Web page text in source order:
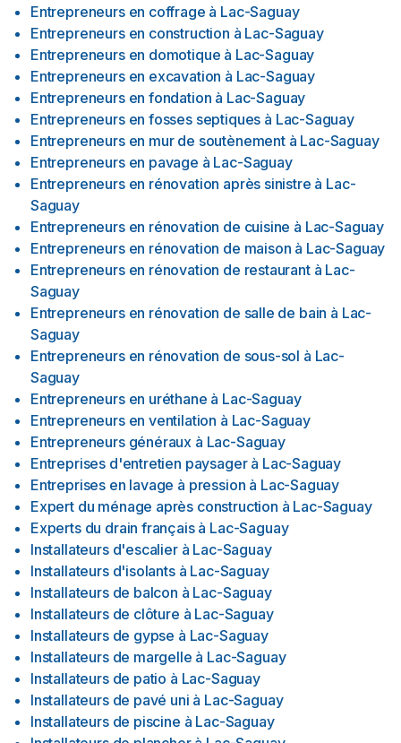
Entrepreneurs en coffrage à Lac-Saguay
Entrepreneurs en construction à Lac-Saguay
Entrepreneurs en domotique à Lac-Saguay
Entrepreneurs en excavation à Lac-Saguay
Entrepreneurs en fondation à Lac-Saguay
Entrepreneurs en fosses septiques à Lac-Saguay
Entrepreneurs en mur de soutènement à Lac-Saguay
Entrepreneurs en pavage à Lac-Saguay
Entrepreneurs en rénovation après sinistre à Lac-
Saguay
Entrepreneurs en rénovation de cuisine à Lac-Saguay
Entrepreneurs en rénovation de maison à Lac-Saguay
Entrepreneurs en rénovation de restaurant à Lac-
Saguay
Entrepreneurs en rénovation de salle de bain à Lac-
Saguay
Entrepreneurs en rénovation de sous-sol à Lac-
Saguay
Entrepreneurs en uréthane à Lac-Saguay
Entrepreneurs en ventilation à Lac-Saguay
Entrepreneurs généraux à Lac-Saguay
Entreprises d'entretien paysager à Lac-Saguay
Entreprises en lavage à pression à Lac-Saguay
Expert du ménage après construction à Lac-Saguay
Experts du drain français à Lac-Saguay
Installateurs d'escalier à Lac-Saguay
Installateurs d'isolants à Lac-Saguay
Installateurs de balcon à Lac-Saguay
Installateurs de clôture à Lac-Saguay
Installateurs de gypse à Lac-Saguay
Installateurs de margelle à Lac-Saguay
Installateurs de patio à Lac-Saguay
Installateurs de pavé uni à Lac-Saguay
Installateurs de piscine à Lac-Saguay